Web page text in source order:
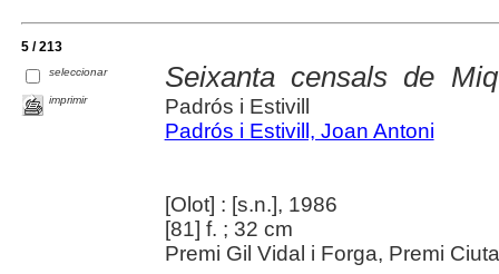
5 / 213
seleccionar
imprimir
Seixanta censals de
Padrós i Estivill
Padrós i Estivill, Joan Antoni
[Olot] : [s.n.], 1986
[81] f. ; 32 cm
Premi Gil Vidal i Forga, Premi